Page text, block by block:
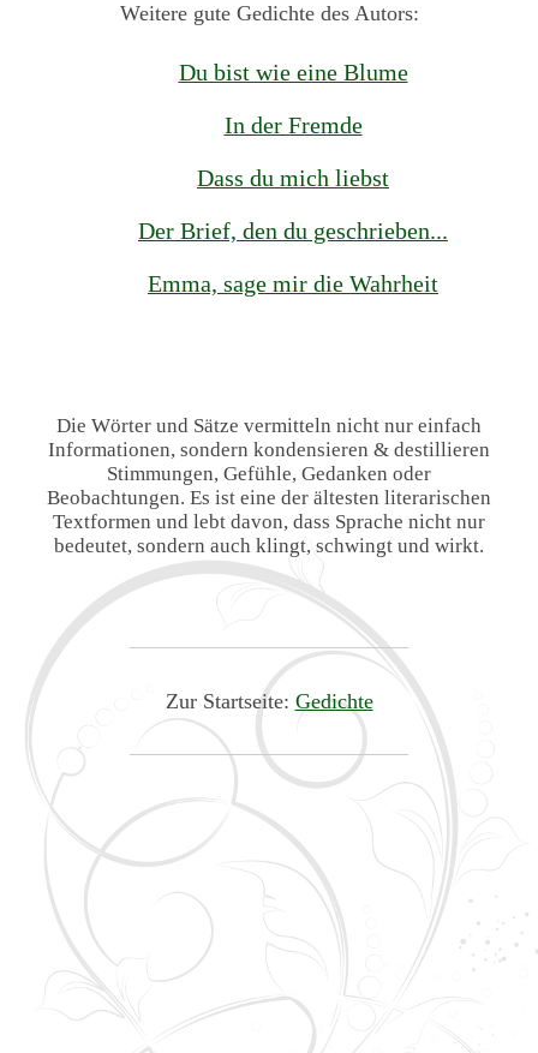
Weitere gute Gedichte des Autors:
Du bist wie eine Blume
In der Fremde
Dass du mich liebst
Der Brief, den du geschrieben...
Emma, sage mir die Wahrheit
Die Wörter und Sätze vermitteln nicht nur einfach
Informationen, sondern kondensieren & destillieren
Stimmungen, Gefühle, Gedanken oder
Beobachtungen. Es ist eine der ältesten literarischen
Textformen und lebt davon, dass Sprache nicht nur
bedeutet, sondern auch klingt, schwingt und wirkt.
Zur Startseite: Gedichte